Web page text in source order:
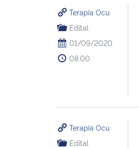
Terapia Ocu
Edital
01/09/2020
08:00
Terapia Ocu
Edital